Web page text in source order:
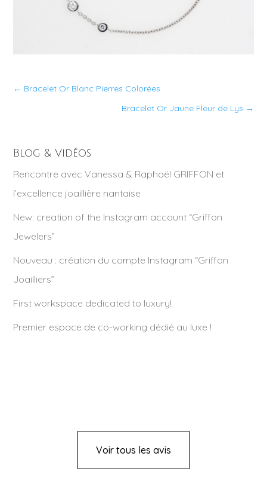
← Bracelet Or Blanc Pierres Colorées
Bracelet Or Jaune Fleur de Lys →
Blog & Vidéos
Rencontre avec Vanessa & Raphaël GRIFFON et
l’excellence joaillière nantaise
New: creation of the Instagram account “Griffon
Jewelers”
Nouveau : création du compte Instagram “Griffon
Joailliers”
First workspace dedicated to luxury!
Premier espace de co-working dédié au luxe !
Voir tous les avis